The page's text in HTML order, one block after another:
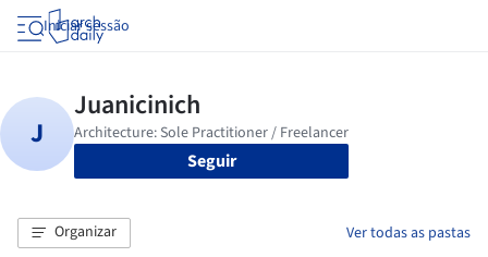
Iniciar sessão
Seguir
Organizar Ver todas as pastas